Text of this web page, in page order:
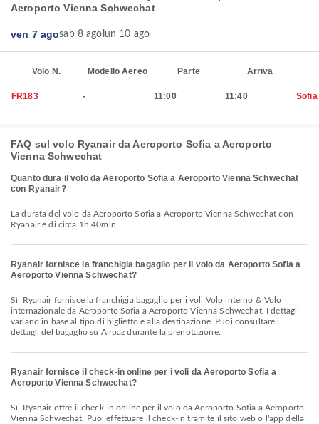
Aeroporto Vienna Schwechat
ven 7 agosab 8 ago lun 10 ago
Volo N. Modello Aereo Parte Arriva
FR183 - 11:00 11:40 Sofia
FAQ sul volo Ryanair da Aeroporto Sofia a Aeroporto
Vienna Schwechat
Quanto dura il volo da Aeroporto Sofia a Aeroporto Vienna Schwechat
con Ryanair?
La durata del volo da Aeroporto Sofia a Aeroporto Vienna Schwechat con
Ryanair è di circa 1h 40min.
Ryanair fornisce la franchigia bagaglio per il volo da Aeroporto Sofia a
Aeroporto Vienna Schwechat?
Sì, Ryanair fornisce la franchigia bagaglio per i voli Volo interno & Volo
internazionale da Aeroporto Sofia a Aeroporto Vienna Schwechat. I dettagli
variano in base al tipo di biglietto e alla destinazione. Puoi consultare i
dettagli del bagaglio su Airpaz durante la prenotazione.
Ryanair fornisce il check-in online per i voli da Aeroporto Sofia a
Aeroporto Vienna Schwechat?
Sì, Ryanair offre il check-in online per il volo da Aeroporto Sofia a Aeroporto
Vienna Schwechat. Puoi effettuare il check-in tramite il sito web o l'app della